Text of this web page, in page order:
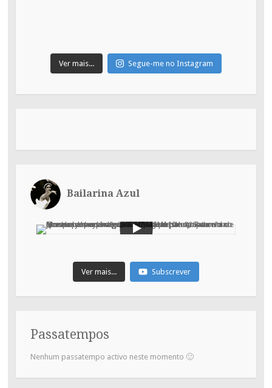
Ver mais... Segue-me no Instagram
Bailarina Azul
Ver mais... Subscrever
Passatempos
Nenhum passatempo activo neste momento 🙂